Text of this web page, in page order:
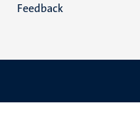
Feedback